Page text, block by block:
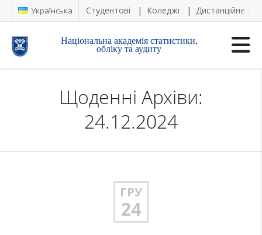
Українська Студентові Коледжі Дистанційне
Національна академія статистики,
обліку та аудиту
Щоденні Архіви:
24.12.2024
ГРУ
24